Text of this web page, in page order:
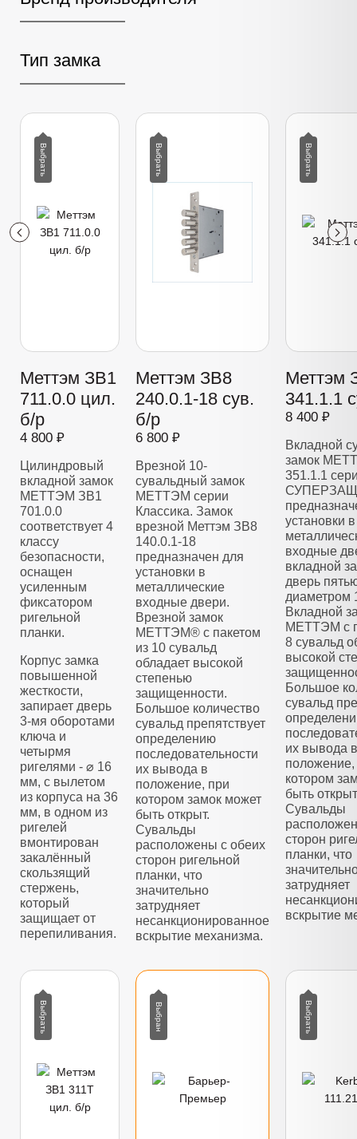
Тип замка
Меттэм ЗВ1
711.0.0 цил.
б/р
4 800 ₽
Цилиндровый
вкладной замок
МЕТТЭМ ЗВ1
701.0.0
соответствует 4
классу
безопасности,
оснащен
усиленным
фиксатором
ригельной
планки.
Корпус замка
повышенной
жесткости,
запирает дверь
3-мя оборотами
ключа и
четырмя
ригелями - ⌀ 16
мм, с вылетом
из корпуса на 36
мм, в одном из
ригелей
вмонтирован
закалённый
скользящий
стержень,
который
защищает от
перепиливания.
Меттэм ЗВ8
240.0.1-18 сув.
б/р
6 800 ₽
Врезной 10-
сувальдный замок
МЕТТЭМ серии
Классика. Замок
врезной Меттэм ЗВ8
140.0.1-18
предназначен для
установки в
металлические
входные двери.
Врезной замок
МЕТТЭМ® с пакетом
из 10 сувальд
обладает высокой
степенью
защищенности.
Большое количество
сувальд препятствует
определению
последовательности
их вывода в
положение, при
котором замок может
быть открыт.
Сувальды
расположены с обеих
сторон ригельной
планки, что
значительно
затрудняет
несанкционированное
вскрытие механизма.
Меттэм
341.1.1
8 400 ₽
Вкладной
замок
351.1.1
установки в
входные
вкладной
дверь
диаметром
Вкладной
МЕТТЭМ с
8 сувальд
высокой
Большое
сувальд
их вывода в
положение,
котором
быть
Сувальды
сторон
планки, что
затрудняет
вскрытие